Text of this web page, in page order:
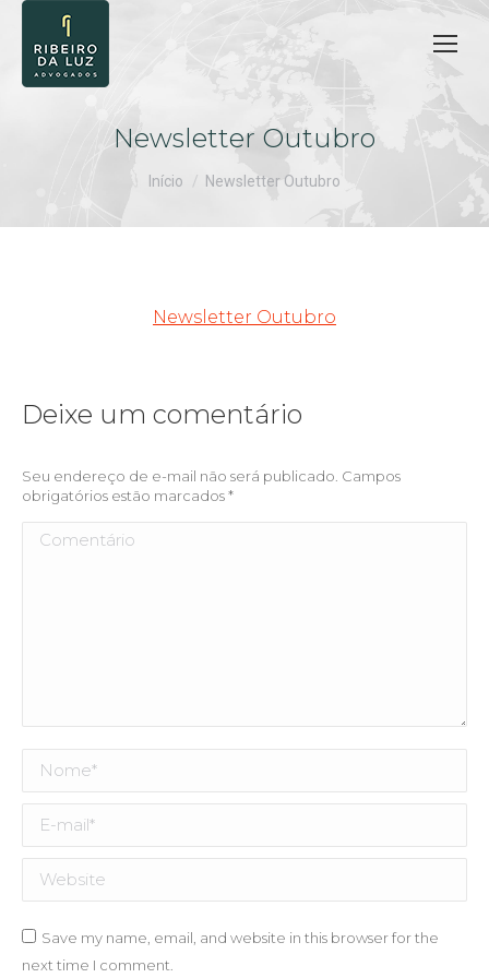
Newsletter Outubro
Você está aqui:
Início Newsletter Outubro
Newsletter Outubro
Deixe um comentário
Seu endereço de e-mail não será publicado. Campos
obrigatórios estão marcados*
Comentário
Nome *
E-mail *
Website
Save my name, email, and website in this browser for the
next time I comment.